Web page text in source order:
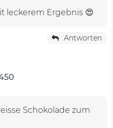
leckerem Ergebnis 😍
Antworten
Schokolade zum